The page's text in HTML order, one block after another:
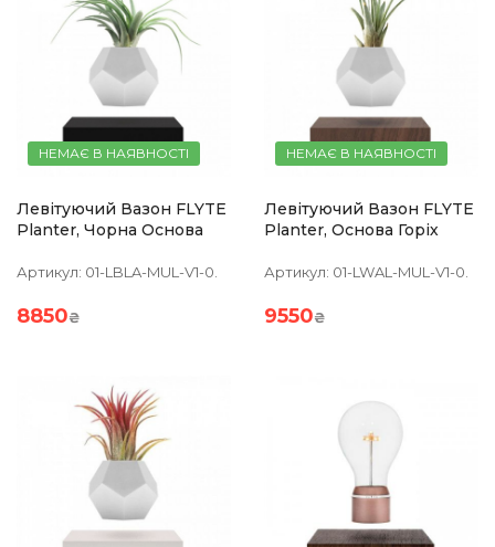
НЕМАЄ В НАЯВНОСТІ
Левітуючий Вазон FLYTE
Planter, Чорна Основа
Артикул: 01-LBLA-MUL-V1-0.
8850₴
НЕМАЄ В НАЯВНОСТІ
Левітуючий Вазон FLYTE
Planter, Основа Горіх
Артикул: 01-LWAL-MUL-V1-0.
9550₴